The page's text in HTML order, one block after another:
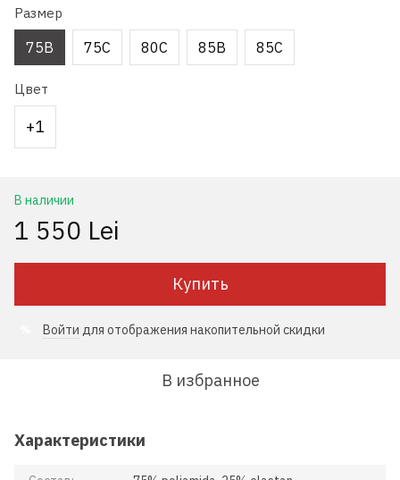
Размер
75B 75C 80C 85B 85C
Цвет
+1
В наличии
1 550 Lei
Купить
Войти для отображения накопительной скидки
В избранное
Характеристики